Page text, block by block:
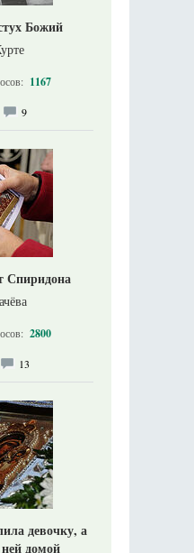
Божий
1167
9
Спиридона
2800
13
девочку, а
домой